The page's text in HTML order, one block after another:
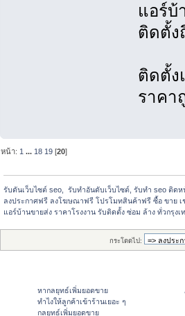
แอร์บ้
ติดตั้ง
ติดตั้ง
ราคา
หน้า: 1 ... 18 19 [20]
รับดันเว็บไซต์ seo,  รับทำอันดับเว็บไซต์, รับทำ seo ติดห
ลงประกาศฟรี ลงโฆษณาฟรี โปรโมทสินค้าฟรี ซื้อ ขาย เ
แอร์บ้านขายส่ง ราคาโรงงาน รับติดตั้ง ซ่อม ล้าง ทั่วกรุงเ
กระโดดไป:
หากลยุทธ์เพิ่มยอดขาย
ทําไงให้ลูกค้าเข้าร้านเยอะ ๆ
กลยุทธ์เพิ่มยอดขาย